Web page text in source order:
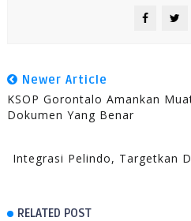
Newer Article
KSOP Gorontalo Amankan
Dokumen Yang Benar
Integrasi Pelindo, Targetkan
RELATED POST